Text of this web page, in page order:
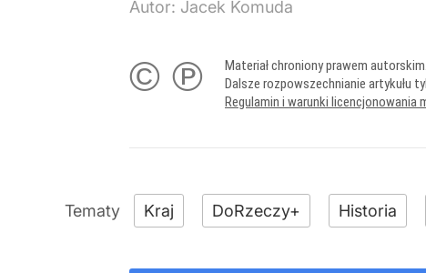
Autor: Jacek Komuda
© ℗
Materiał chroniony prawem
Dalsze rozpowszechnianie artykułu
Regulamin i warunki licencjonowania
Kraj DoRzeczy+ Historia